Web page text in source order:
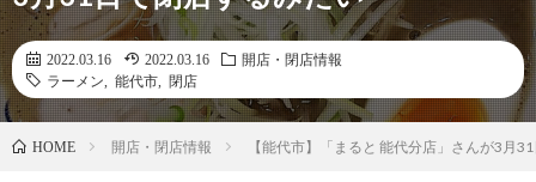
2022.03.16 2022.03.16
開店・閉店情報
ラーメン
能代市 閉店
HOME 開店・閉店情報 【能代市】「まると 能代分店」さんが3月